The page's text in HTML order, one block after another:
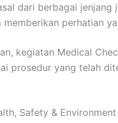
dari berbagai
memberikan perhatian
kegiatan Medical
prosedur yang telah
Safety &